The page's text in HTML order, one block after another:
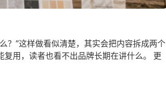
？”这样做看似清楚，其实会把内容拆成两个
用，读者也看不出品牌长期在讲什么。 更